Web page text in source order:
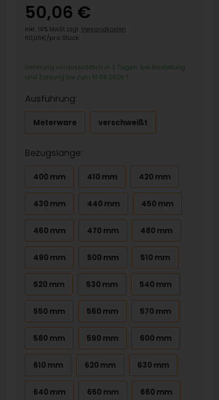
50,06 €
inkl. 19% MwSt zzgl. Versandkosten
50,06€/pro Stück
Lieferung voraussichtlich in 3 Tagen, bei Bestellung
und Zahlung bis zum 10.08.2026 *
Ausführung:
Meterware verschweißt
Bezugslänge:
400 mm 410 mm 420 mm
430 mm 440 mm 450 mm
460 mm 470 mm 480 mm
490 mm 500 mm 510 mm
520 mm 530 mm 540 mm
550 mm 560 mm 570 mm
580 mm 590 mm 600 mm
610 mm 620 mm 630 mm
640 mm 650 mm 660 mm